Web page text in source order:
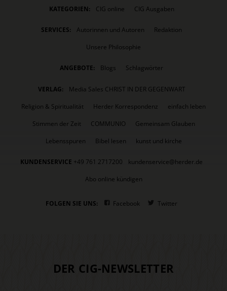
KATEGORIEN: CIG online CIG Ausgaben
SERVICES: Autorinnen und Autoren
Redaktion
Unsere Philosophie
ANGEBOTE: Blogs Schlagwörter
VERLAG:
Media Sales CHRIST IN DER GEGENWART
Religion & Spiritualität
Herder Korrespondenz
einfach leben
Stimmen der Zeit
COMMUNIO
Gemeinsam Glauben
Lebensspuren
Bibel lesen kunst und kirche
KUNDENSERVICE +49 761 2717200
kundenservice@herder.de
Abo online kündigen
FOLGEN SIE UNS: Facebook Twitter
DER CIG-NEWSLETTER